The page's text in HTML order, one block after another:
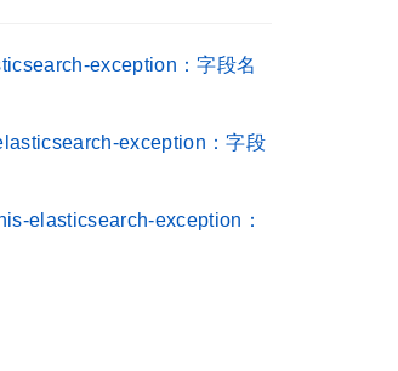
exception：字段名
exception：字段
elasticsearch-exception：